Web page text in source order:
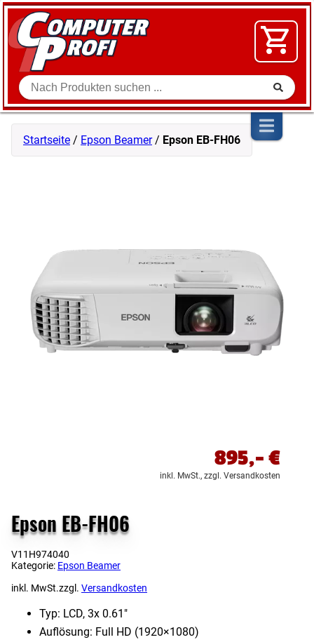
Zum Inhalt springen
Suche
SOFTWARE
VIDEO
SHOP
Startseite / Epson Beamer/ Epson EB-FH06
895,-€
inkl. MwSt., zzgl. Versandkosten
Epson EB-FH06
V11H974040
Kategorie: Epson Beamer
inkl. MwSt.zzgl. Versandkosten
Typ: LCD, 3x 0.61″
Auflösung: Full HD (1920×1080)